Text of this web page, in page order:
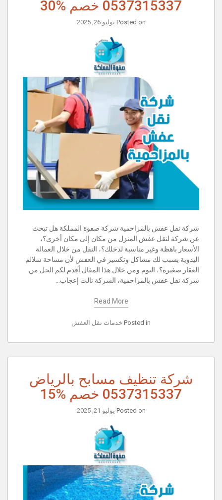
0537315337 خصم %30
Posted on يوليو 26, 2025
شركة نقل عفش بالمزاحمية شركة صفوة المملكة هل تبحث
عن شركة لنقل عفش المنزل من مكان إلى مكان أخرى؟،
الأسعار باهظة وغير مناسبة لدخلك؟، النقل من خلال العمالة
اليدوية يسبب لك مشاكل وتكسير في العفش لأن مساحة سلالم
العقار صغيرة؟، اليوم ومن خلال هذا المقال أقدم لكم الحل من
شركة نقل عفش بالمزاحمية، الشركة نالت إعجاب…
Read More
Posted in خدمات نقل العفش
شركة تنظيف مسابح بالرياض
0537315337 خصم %15
Posted on يوليو 21, 2025